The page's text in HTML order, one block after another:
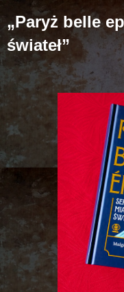
„Paryż belle
świateł”